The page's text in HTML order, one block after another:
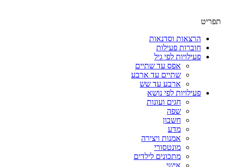
תפריט
הרצאות וסדנאות
חוברות פעילות
פעילויות לפי גיל
אפס עד שתיים
שתיים עד ארבע
ארבע עד שש
פעילויות לפי נושא
חגים ועונות
שפה
חשבון
מדע
אמנות ויצירה
מונטסורי
מתכונים לילדים
אישי